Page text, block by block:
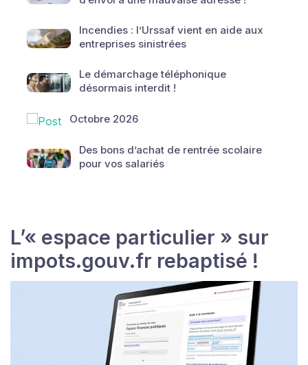
Incendies : l’Urssaf vient en aide aux
entreprises sinistrées
Le démarchage téléphonique
désormais interdit !
Octobre 2026
Des bons d’achat de rentrée scolaire
pour vos salariés
L’« espace particulier » sur
impots.gouv.fr rebaptisé !